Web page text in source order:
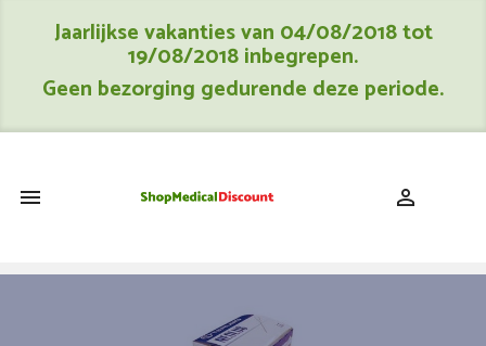
Jaarlijkse vakanties van 04/08/2018 tot
19/08/2018 inbegrepen.
Geen bezorging gedurende deze periode.
 